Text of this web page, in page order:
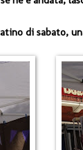
di sabato,